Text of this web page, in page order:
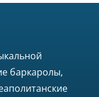
баркаролы,